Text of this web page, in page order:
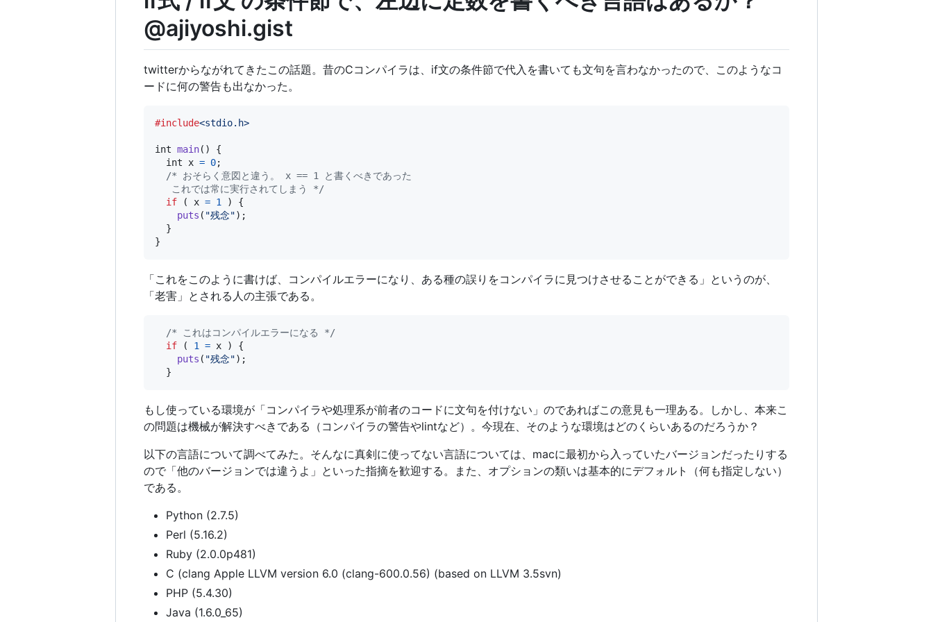
@ajiyoshi.gist
twitterからながれてきたこの話題。昔のCコンパイラは、if文の条件節で代入を書いても文句を言わなかったので、このようなコ
ードに何の警告も出なかった。
#include<stdio.h>
int main() {
int
x = 0;
/* おそらく意図と違う。 x == 1 と書くべきであった
   これでは常に実行されてしまう */
if ( x = 1
) {
puts ( "残念");
  }
}
「これをこのように書けば、コンパイルエラーになり、ある種の誤りをコンパイラに見つけさせることができる」というのが、
「老害」とされる人の主張である。
/* これはコンパイルエラーになる */
if ( 1 = x ) {
puts ( "残念");
  }
もし使っている環境が「コンパイラや処理系が前者のコードに文句を付けない」のであればこの意見も一理ある。しかし、本来こ
の問題は機械が解決すべきである（コンパイラの警告やlintなど）。今現在、そのような環境はどのくらいあるのだろうか？
以下の言語について調べてみた。そんなに真剣に使ってない言語については、macに最初から入っていたバージョンだったりする
ので「他のバージョンでは違うよ」といった指摘を歓迎する。また、オプションの類いは基本的にデフォルト（何も指定しない）
である。
Python (2.7.5)
Perl (5.16.2)
Ruby (2.0.0p481)
C (clang Apple LLVM version 6.0 (clang-600.0.56) (based on LLVM 3.5svn)
PHP (5.4.30)
Java (1.6.0_65)